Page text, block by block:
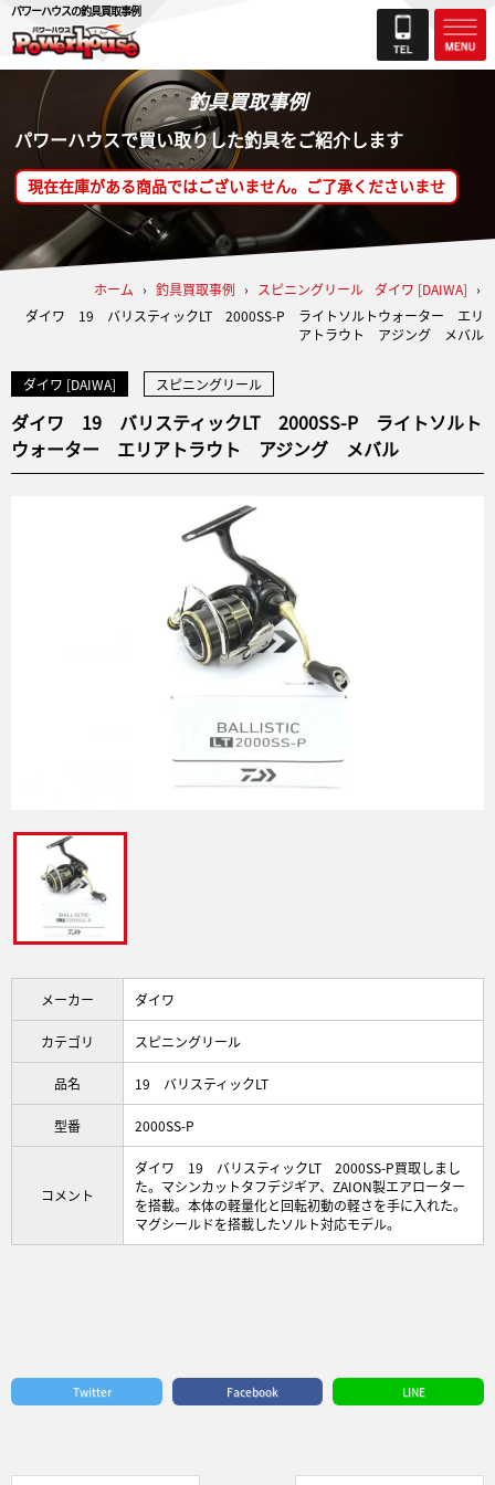
パワーハウスの釣具買取事例
釣具買取事例
パワーハウスで買い取りした釣具をご紹介します
現在在庫がある商品ではございません。ご了承くださいませ
ホーム › 釣具買取事例 › スピニングリール ダイワ [DAIWA] ›
ダイワ 19 バリスティックLT 2000SS-P ライトソルトウォーター エリ
アトラウト アジング メバル
ダイワ [DAIWA] スピニングリール
ダイワ 19 バリスティックLT 2000SS-P ライトソルト
ウォーター エリアトラウト アジング メバル
メーカー ダイワ
カテゴリ スピニングリール
品名 19 バリスティックLT
型番 2000SS-P
コメント
ダイワ 19 バリスティックLT 2000SS-P買取しまし
た。マシンカットタフデジギア、ZAION製エアローター
を搭載。本体の軽量化と回転初動の軽さを手に入れた。
マグシールドを搭載したソルト対応モデル。
Twitter Facebook LINE